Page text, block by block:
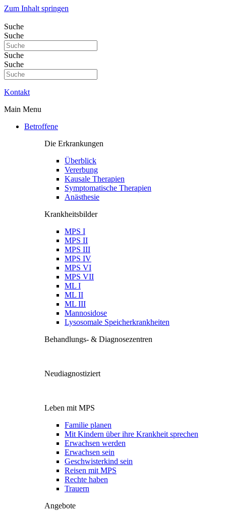
Zum Inhalt springen
Suche
Suche
Suche
Suche
Kontakt
Main Menu
Betroffene
Die Erkrankungen
Überblick
Vererbung
Kausale Therapien
Symptomatische Therapien
Anästhesie
Krankheitsbilder
MPS I
MPS II
MPS III
MPS IV
MPS VI
MPS VII
ML I
ML II
ML III
Mannosidose
Lysosomale Speicherkrankheiten
Behandlungs- & Diagnosezentren
Neudiagnostiziert
Leben mit MPS
Familie planen
Mit Kindern über ihre Krankheit sprechen
Erwachsen werden
Erwachsen sein
Geschwisterkind sein
Reisen mit MPS
Rechte haben
Trauern
Angebote